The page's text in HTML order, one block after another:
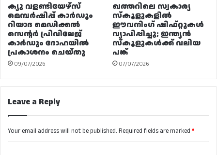
ക്യു വളണ്ടിയേഴ്‌സ്
മെമ്പർഷിപ്പ് കാർഡും
റിയാദ മെഡിക്കൽ
സെന്റർ പ്രിവിലേജ്
കാർഡും ദോഹയിൽ
പ്രകാശനം ചെയ്തു
09/07/2026
ഖത്തറിലെ സ്വകാര്യ
സ്കൂളുകളിൽ
ഈവനിംഗ് ഷിഫ്റ്റുകൾ
വ്യാപിപ്പിച്ചു; ഇന്ത്യൻ
സ്കൂളുകൾക്ക് വലിയ
പങ്ക്
07/07/2026
Leave a Reply
Your email address will not be published. Required fields are marked *